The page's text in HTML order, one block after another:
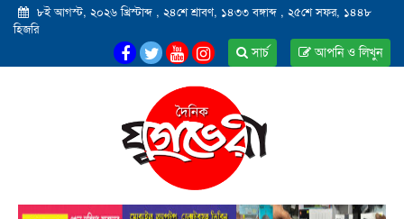
৮ই আগস্ট, ২০২৬ খ্রিস্টাব্দ , ২৪শে শ্রাবণ, ১৪৩৩ বঙ্গাব্দ , ২৫শে সফর, ১৪৪৮
হিজরি
আপনি ও লিখুন
সার্চ